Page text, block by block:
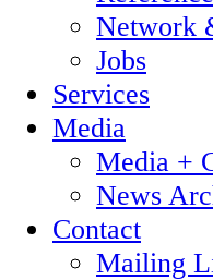
Network
Jobs
Services
Media
Media +
News
Contact
Mailing